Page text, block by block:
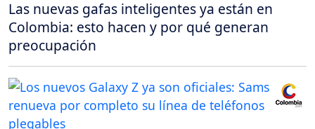
Las nuevas gafas inteligentes ya están en
Colombia: esto hacen y por qué generan
preocupación